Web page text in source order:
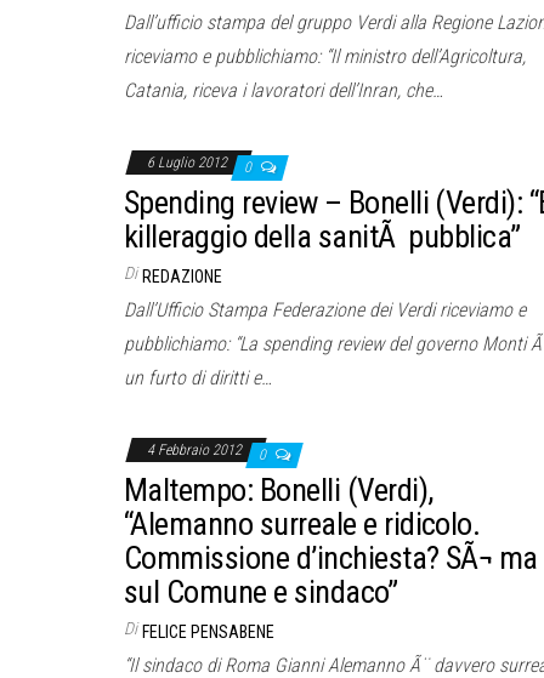
Dall’ufficio stampa del gruppo Verdi alla Regione
riceviamo e pubblichiamo: “Il ministro dell’Agricoltura,
Catania, riceva i lavoratori dell’Inran, che…
6 Luglio 2012 0
Spending review – Bonelli (Verdi):
killeraggio della sanitÃ pubblica”
Di REDAZIONE
Dall’Ufficio Stampa Federazione dei Verdi riceviamo e
pubblichiamo: “La spending review del governo Monti
un furto di diritti e…
4 Febbraio 2012 0
Maltempo: Bonelli (Verdi),
“Alemanno surreale e ridicolo.
Commissione d’inchiesta? SÃ¬ ma
sul Comune e sindaco”
Di FELICE PENSABENE
“Il sindaco di Roma Gianni Alemanno Ã¨ davvero